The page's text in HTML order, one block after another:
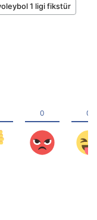
1 ligi fikstür